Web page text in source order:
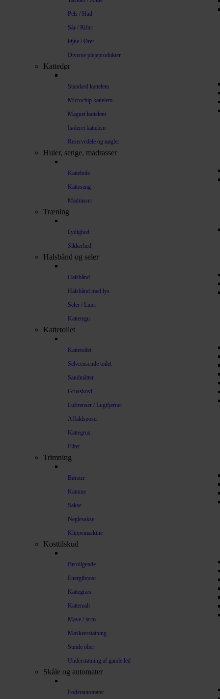
Pels / Hud
Sår / Rifter
Øjne / Ører
Diverse plejeprodukter
Kattedør
Standard kattelem
Microchip kattelem
Magnet kattelem
Isoleret kattelem
Reservedele og nøgler
Huler, senge, madrasser
Kattehule
Katteseng
Madrasser
Træning
Lydighed
Sikkerhed
Halsbånd og seler
Halsbånd
Halsbånd med lys
Seler / Liner
Kattetegn
Kattetoilet
Kattetoilet
Selvrensende toilet
Sandmåtter
Grusskovl
Luftrenser / Lugtfjerner
Affaldsposer
Kattegrus
Filter
Trimning
Børster
Kamme
Sakse
Neglesakse
Klippemaskine
Kosttilskud
Beroligende
Energiboost
Kattegræs
Kattemalt
Mave / tarm
Mælkeerstatning
Sunde olier
Understøtning af gamle led
Skåle og automater
Foderautomater